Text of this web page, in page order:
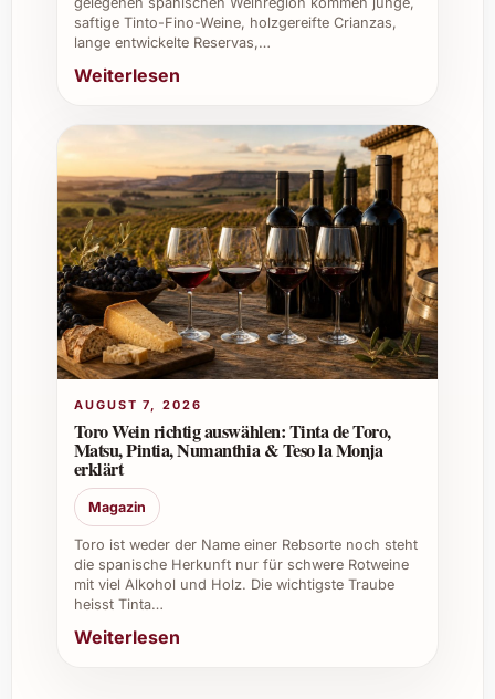
verspricht ausdrucksstarken Genuss und ist
die perfekte Wahl, um Erinnerungen zu
schaffen – gönnen Sie sich und Ihren Lieben
saftige Tinto-Fino-Weine, holzgereifte Crianzas,
lange entwickelte Reservas,…
Weiterlesen
AUGUST 7, 2026
Toro Wein richtig auswählen: Tinta de Toro,
Matsu, Pintia, Numanthia & Teso la Monja
erklärt
Magazin
Toro ist weder der Name einer Rebsorte noch steht
die spanische Herkunft nur für schwere Rotweine
mit viel Alkohol und Holz. Die wichtigste Traube
heisst Tinta…
Weiterlesen